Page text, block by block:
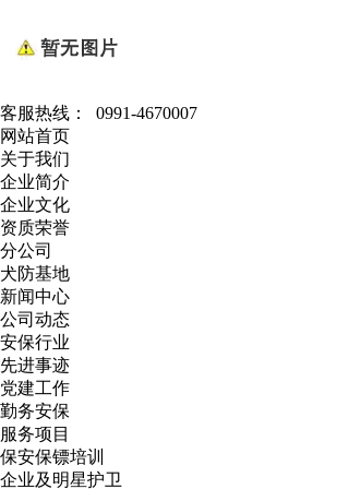
客服热线：
0991-4670007
网站首页
关于我们
企业简介
企业文化
资质荣誉
分公司
犬防基地
新闻中心
公司动态
安保行业
先进事迹
党建工作
勤务安保
服务项目
保安保镖培训
企业及明星护卫